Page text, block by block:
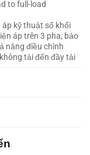
to full-load
kỹ thuật số khối
áp trên 3 pha, bảo
năng điều chỉnh
tải đến đầy tải